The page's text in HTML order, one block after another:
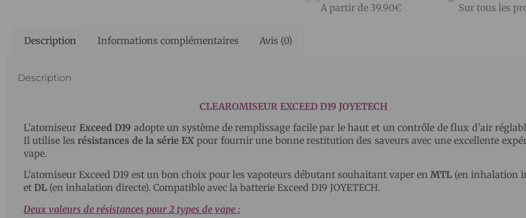
A partir de 39.90€ Sur tous les
Description Informations complémentaires Avis (0)
Description
CLEAROMISEUR EXCEED D19 JOYETECH
L’atomiseur Exceed D19 adopte un système de remplissage facile par le haut et un contrôle de flux d’air
Il utilise lesrésistances de la série EXpour fournir une bonne restitution des saveurs avec une excellente
vape.
L’atomiseur Exceed D19 est un bon choix pour les vapoteurs débutant souhaitant vaper en MTL (en inhalation
et DL (en inhalation directe). Compatible avec la batterie Exceed D19 JOYETECH.
Deux valeurs de résistances pour 2 types de vape :